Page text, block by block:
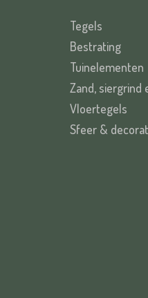
Tegels
Bestrating
Tuinelementen
Zand, siergrind
Vloertegels
Sfeer &